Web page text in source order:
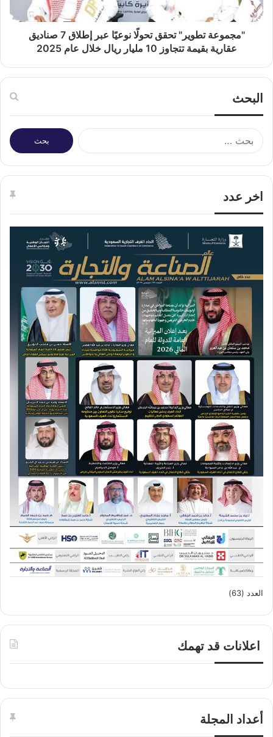
"مجموعة تطوير" تحقق تحولًا نوعيًا عبر إطلاق 7 صناديق
عقارية بقيمة تتجاوز 10 مليار ريال خلال عام 2025
البحث
البحث
عن:
اخر عدد
العدد (63)
اعلانات قد تهمك
أعداد المجلة